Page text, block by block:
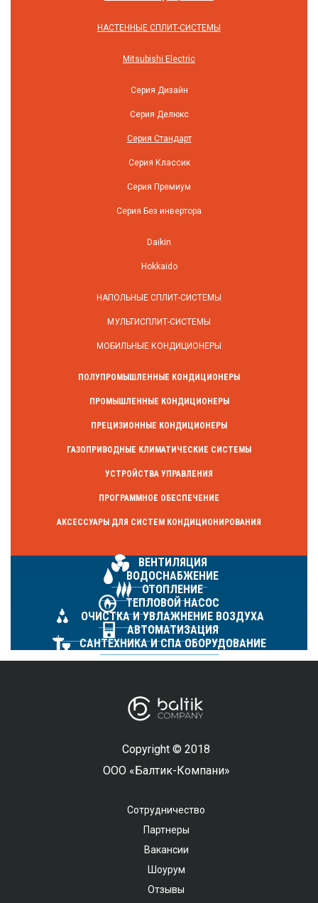
НАСТЕННЫЕ СПЛИТ-СИСТЕМЫ
Mitsubishi Electric
Серия Дизайн
Серия Делюкс
Серия Стандарт
Серия Классик
Серия Премиум
Серия Без инвертора
Daikin
Hokkaido
НАПОЛЬНЫЕ СПЛИТ-СИСТЕМЫ
МУЛЬТИСПЛИТ-СИСТЕМЫ
МОБИЛЬНЫЕ КОНДИЦИОНЕРЫ
ПОЛУПРОМЫШЛЕННЫЕ КОНДИЦИОНЕРЫ
ПРОМЫШЛЕННЫЕ КОНДИЦИОНЕРЫ
ПРЕЦИЗИОННЫЕ КОНДИЦИОНЕРЫ
ГАЗОПРИВОДНЫЕ КЛИМАТИЧЕСКИЕ СИСТЕМЫ
УСТРОЙСТВА УПРАВЛЕНИЯ
ПРОГРАММНОЕ ОБЕСПЕЧЕНИЕ
АКСЕССУАРЫ ДЛЯ СИСТЕМ КОНДИЦИОНИРОВАНИЯ
ВЕНТИЛЯЦИЯ
ВОДОСНАБЖЕНИЕ
ОТОПЛЕНИЕ
ТЕПЛОВОЙ НАСОС
ОЧИСТКА И УВЛАЖНЕНИЕ ВОЗДУХА
АВТОМАТИЗАЦИЯ
САНТЕХНИКА И СПА ОБОРУДОВАНИЕ
Copyright © 2018
ООО «Балтик-Компани»
Сотрудничество
Партнеры
Вакансии
Шоурум
Отзывы